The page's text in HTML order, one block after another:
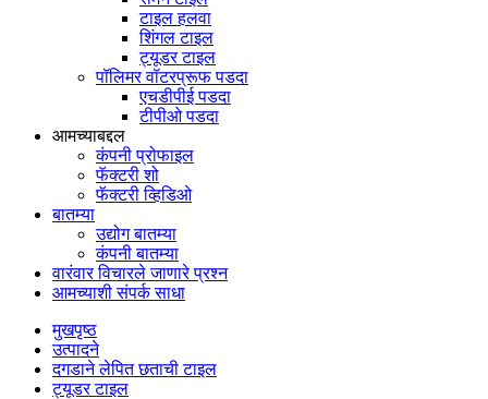
टाइल हलवा
शिंगल टाइल
ट्यूडर टाइल
पॉलिमर वॉटरप्रूफ पडदा
एचडीपीई पडदा
टीपीओ पडदा
आमच्याबद्दल
कंपनी प्रोफाइल
फॅक्टरी शो
फॅक्टरी व्हिडिओ
बातम्या
उद्योग बातम्या
कंपनी बातम्या
वारंवार विचारले जाणारे प्रश्न
आमच्याशी संपर्क साधा
मुखपृष्ठ
उत्पादने
दगडाने लेपित छताची टाइल
ट्यूडर टाइल